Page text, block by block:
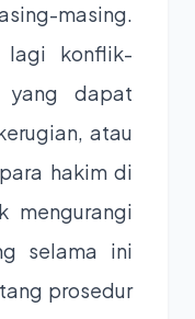
masing.
lagi konflik-
yang dapat
atau
hakim di
mengurangi
selama ini
prosedur